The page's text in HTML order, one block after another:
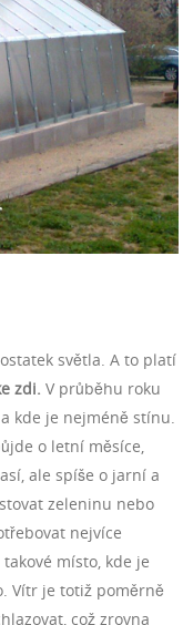
světla. A to platí
zdi. V průběhu roku
kde je nejméně stínu.
o letní měsíce,
ale spíše o jarní a
zeleninu nebo
nejvíce
místo, kde je
Vítr je totiž poměrně
což zrovna